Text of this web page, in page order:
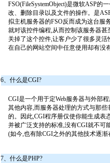
FSO(FileSystemObject)是微软ASP
改、删除目录以及文件的操作。是
拟主机服务器的FSO反而成为这台服
就对该控件编程,从而控制该服务器
关掉了这个控件,让客户少了很多灵
在自己的网站空间中任意使用却有没
6、什么是CGI?
CGI是一个用于定Web服务器与外部
其他内容,而服务器处理的方式与那
的。因此,CGI程序册仅使你能生成表
并被广泛支持的标准,没有CGI就不可
(如今,也有除CGI之外的其他技术逐渐
7、什么是PHP?